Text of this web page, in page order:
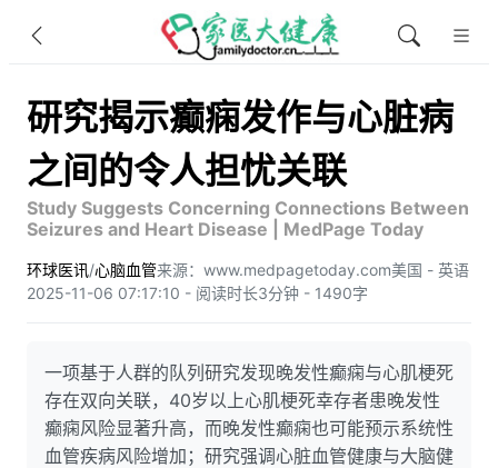
研究揭示癫痫发作与心脏病
之间的令人担忧关联
Study Suggests Concerning Connections Between
Seizures and Heart Disease | MedPage Today
环球医讯/心脑血管来源：www.medpagetoday.com美国 - 英语
2025-11-06 07:17:10 - 阅读时长3分钟 - 1490字
一项基于人群的队列研究发现晚发性癫痫与心肌梗死
存在双向关联，40岁以上心肌梗死幸存者患晚发性
癫痫风险显著升高，而晚发性癫痫也可能预示系统性
血管疾病风险增加；研究强调心脏血管健康与大脑健